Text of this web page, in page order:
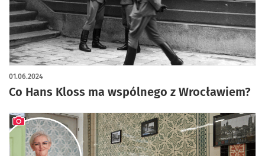
Co Hans Kloss ma wspólnego z Wrocławiem?
01.06.2024
artykuł z galerią zdjęć